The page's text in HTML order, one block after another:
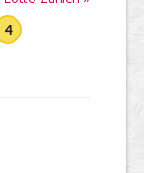
4